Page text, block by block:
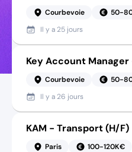
Courbevoie
50-
Il y a 25 jours
Key Account
Courbevoie
50-
Il y a 26 jours
KAM - Transport (H/F)
Paris
100-120K€